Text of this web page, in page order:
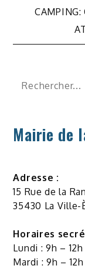
Navigation
CAMPING:
Rechercher
Mairie de
Adresse :
15 Rue de la
35430 La Ville-
Horaires
Lundi : 9h –
Mardi : 9h – 12h